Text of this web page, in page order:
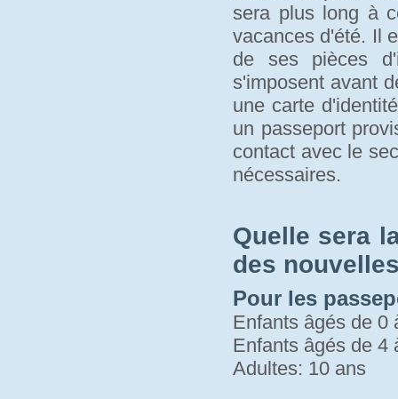
sera plus long à
vacances d'été. Il
de ses pièces
s'imposent avant
une carte
un passeport
contact avec le
nécessaires.
Quelle sera
des
Pour les
Enfants âgés de 0
Enfants âgés de 4
Adultes: 10 ans